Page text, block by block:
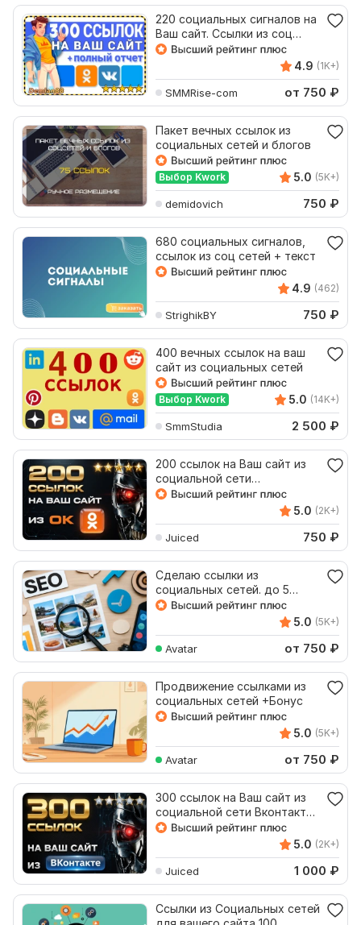
220 социальных сигналов на
Ваш сайт. Ссылки из соц
сетей + отчет
4.9 (1K+)
SMMRise-com от 750 ₽
Пакет вечных ссылок из
социальных сетей и блогов
Выбор Kwork 5.0 (5K+)
demidovich 750 ₽
680 социальных сигналов,
ссылок из соц сетей + текст
4.9 (462)
StrighikBY 750 ₽
400 вечных ссылок на ваш
сайт из социальных сетей
Выбор Kwork 5.0 (14K+)
SmmStudia 2 500 ₽
200 ссылок на Ваш сайт из
социальной сети
Одноклассники с отчетом
5.0 (2K+)
Juiced 750 ₽
Сделаю ссылки из
социальных сетей. до 5
страниц с сайта
5.0 (5K+)
Avatar от 750 ₽
Продвижение ссылками из
социальных сетей +Бонус
5.0 (5K+)
Avatar от 750 ₽
300 ссылок на Ваш сайт из
социальной сети Вконтакте
с отчетом
5.0 (2K+)
Juiced 1 000 ₽
Ссылки из Социальных сетей